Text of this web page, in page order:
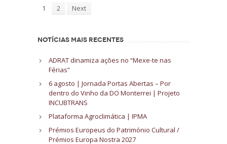
1 2 Next
NOTÍCIAS MAIS RECENTES
ADRAT dinamiza ações no “Mexe-te nas
Férias”
6 agosto | Jornada Portas Abertas – Por
dentro do Vinho da DO Monterrei | Projeto
INCUBTRANS
Plataforma Agroclimática | IPMA
Prémios Europeus do Património Cultural /
Prémios Europa Nostra 2027